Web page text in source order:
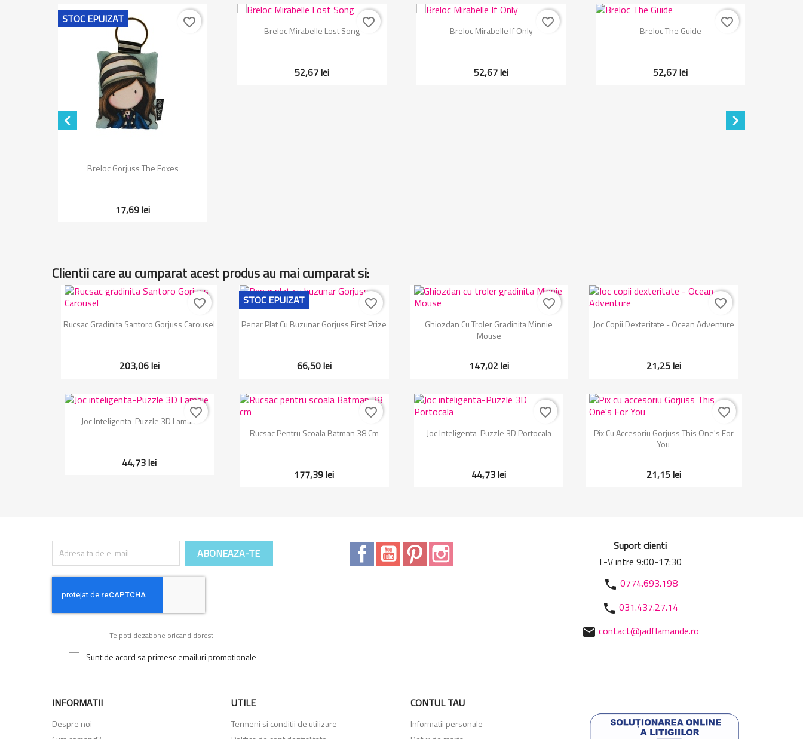

Vizualizare rapida
Breloc Gorjuss The Foxes
17,69 lei
STOC EPUIZAT favorite_border Vizualizare rapida
Breloc Mirabelle Lost Song
52,67 lei
favorite_border Vizualizare rapida
Breloc Mirabelle If Only
52,67 lei
favorite_border Vizualizare rapida
Breloc The Guide
52,67 lei
favorite_border

Clientii care au cumparat acest produs au mai cumparat si:
Vizualizare rapida
Rucsac Gradinita Santoro Gorjuss Carousel
203,06 lei
favorite_border
Vizualizare rapida
Penar Plat Cu Buzunar Gorjuss First Prize
66,50 lei
STOC EPUIZAT
favorite_border
 Vizualizare rapida
Ghiozdan Cu Troler Gradinita Minnie
Mouse
147,02 lei
favorite_border
Vizualizare rapida
Joc Copii Dexteritate - Ocean Adventure
21,25 lei
favorite_border
Vizualizare rapida
Joc Inteligenta-Puzzle 3D Lamaie
44,73 lei
favorite_border
Vizualizare rapida
Rucsac Pentru Scoala Batman 38 Cm
177,39 lei
favorite_border
Vizualizare rapida
Joc Inteligenta-Puzzle 3D Portocala
44,73 lei
favorite_border
Vizualizare rapida
Pix Cu Accesoriu Gorjuss This One's For
You
21,15 lei
favorite_border
Te poti dezabone oricand doresti
Sunt de acord sa primesc emailuri promotionale
FacebookYouTubePinterest
Suport clienti
L-V intre 9:00-17:30
phone 0774.693.198
phone 031.437.27.14
mail contact@jadflamande.ro
INFORMATII
Despre noi
UTILE
Termeni si conditii de utilizare
CONTUL TAU
Informatii personale